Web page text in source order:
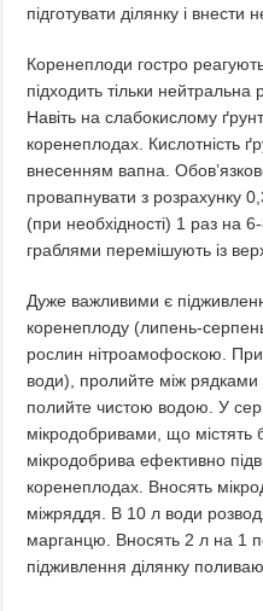
підготувати ділянку і внести
Коренеплоди гостро
підходить тільки нейтральна
Навіть на слабокислому
коренеплодах. Кислотність
внесенням вапна.
провапнувати з розрахунку
(при необхідності) 1 раз на
граблями перемішують із
Дуже важливими є
коренеплоду (липень-
рослин нітроамофоскою.
води), пролийте між рядками
полийте чистою водою. У
мікродобривами, що містять
мікродобрива ефективно
коренеплодах. Вносять
міжряддя. В 10 л води
марганцю. Вносять 2 л на 1
підживлення ділянку